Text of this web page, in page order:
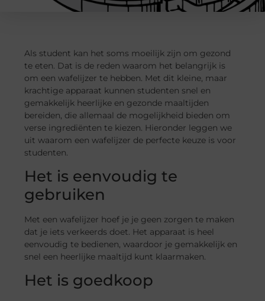
Als student kan het soms moeilijk zijn om gezond
te eten. Dat is de reden waarom het belangrijk is
om een wafelijzer te hebben. Met dit kleine, maar
krachtige apparaat kunnen studenten snel en
gemakkelijk heerlijke en gezonde maaltijden
bereiden, die allemaal de mogelijkheid bieden om
verse ingrediënten te kiezen. Hieronder leggen we
uit waarom een wafelijzer de perfecte keuze is voor
studenten.
Het is eenvoudig te
gebruiken
Met een wafelijzer hoef je je geen zorgen te maken
dat je iets verkeerds doet. Het apparaat is heel
eenvoudig te bedienen, waardoor je gemakkelijk en
snel een heerlijke maaltijd kunt klaarmaken.
Het is goedkoop